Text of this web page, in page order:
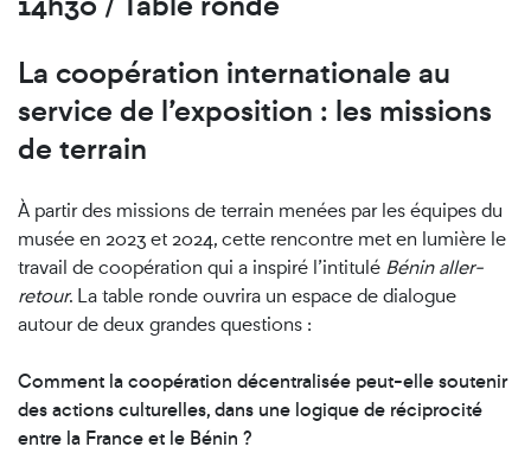
La coopération internationale au
service de l’exposition : les missions
de terrain
À partir des missions de terrain menées par les équipes du
musée en 2023 et 2024, cette rencontre met en lumière le
travail de coopération qui a inspiré l’intitulé Bénin aller-
retour. La table ronde ouvrira un espace de dialogue
autour de deux grandes questions :
Comment la coopération décentralisée peut-elle soutenir
des actions culturelles, dans une logique de réciprocité
entre la France et le Bénin ?